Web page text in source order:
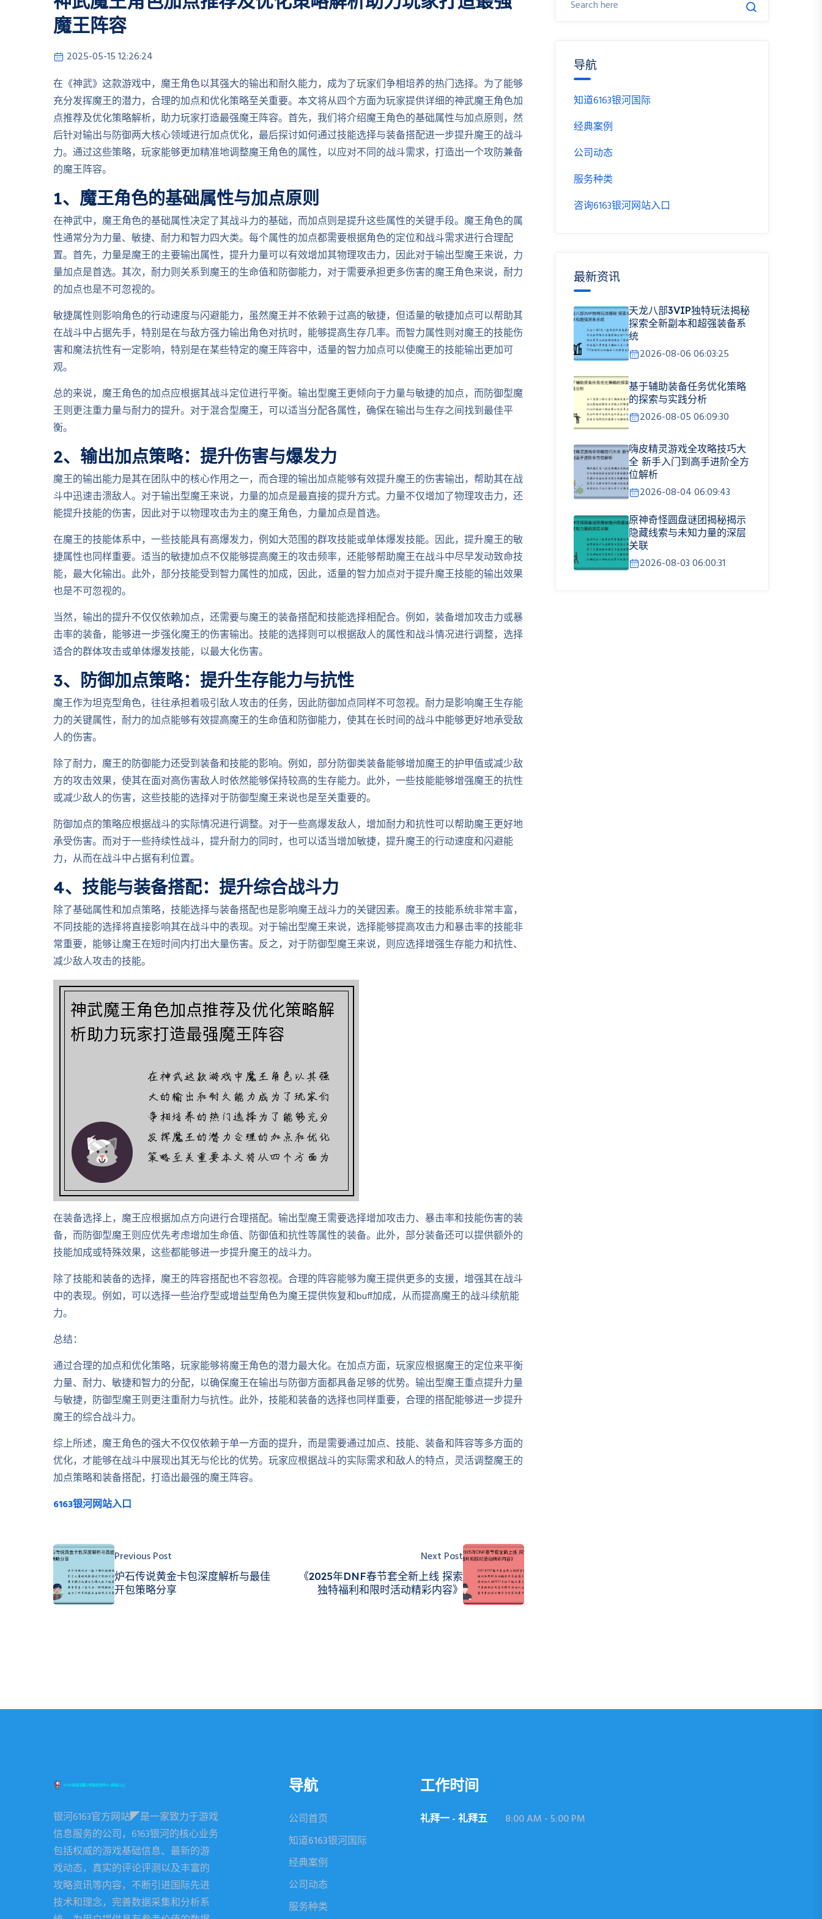
魔王阵容
2025-05-15 12:26:24
在《神武》这款游戏中，魔王角色以其强大的输出和耐久能力，成为了玩家们争相培养的热门选择。为了能够
充分发挥魔王的潜力，合理的加点和优化策略至关重要。本文将从四个方面为玩家提供详细的神武魔王角色加
点推荐及优化策略解析，助力玩家打造最强魔王阵容。首先，我们将介绍魔王角色的基础属性与加点原则，然
后针对输出与防御两大核心领域进行加点优化，最后探讨如何通过技能选择与装备搭配进一步提升魔王的战斗
力。通过这些策略，玩家能够更加精准地调整魔王角色的属性，以应对不同的战斗需求，打造出一个攻防兼备
的魔王阵容。
1、魔王角色的基础属性与加点原则
在神武中，魔王角色的基础属性决定了其战斗力的基础，而加点则是提升这些属性的关键手段。魔王角色的属
性通常分为力量、敏捷、耐力和智力四大类。每个属性的加点都需要根据角色的定位和战斗需求进行合理配
置。首先，力量是魔王的主要输出属性，提升力量可以有效增加其物理攻击力，因此对于输出型魔王来说，力
量加点是首选。其次，耐力则关系到魔王的生命值和防御能力，对于需要承担更多伤害的魔王角色来说，耐力
的加点也是不可忽视的。
敏捷属性则影响角色的行动速度与闪避能力，虽然魔王并不依赖于过高的敏捷，但适量的敏捷加点可以帮助其
在战斗中占据先手，特别是在与敌方强力输出角色对抗时，能够提高生存几率。而智力属性则对魔王的技能伤
害和魔法抗性有一定影响，特别是在某些特定的魔王阵容中，适量的智力加点可以使魔王的技能输出更加可
观。
总的来说，魔王角色的加点应根据其战斗定位进行平衡。输出型魔王更倾向于力量与敏捷的加点，而防御型魔
王则更注重力量与耐力的提升。对于混合型魔王，可以适当分配各属性，确保在输出与生存之间找到最佳平
衡。
2、输出加点策略：提升伤害与爆发力
魔王的输出能力是其在团队中的核心作用之一，而合理的输出加点能够有效提升魔王的伤害输出，帮助其在战
斗中迅速击溃敌人。对于输出型魔王来说，力量的加点是最直接的提升方式。力量不仅增加了物理攻击力，还
能提升技能的伤害，因此对于以物理攻击为主的魔王角色，力量加点是首选。
在魔王的技能体系中，一些技能具有高爆发力，例如大范围的群攻技能或单体爆发技能。因此，提升魔王的敏
捷属性也同样重要。适当的敏捷加点不仅能够提高魔王的攻击频率，还能够帮助魔王在战斗中尽早发动致命技
能，最大化输出。此外，部分技能受到智力属性的加成，因此，适量的智力加点对于提升魔王技能的输出效果
也是不可忽视的。
当然，输出的提升不仅仅依赖加点，还需要与魔王的装备搭配和技能选择相配合。例如，装备增加攻击力或暴
击率的装备，能够进一步强化魔王的伤害输出。技能的选择则可以根据敌人的属性和战斗情况进行调整，选择
适合的群体攻击或单体爆发技能，以最大化伤害。
3、防御加点策略：提升生存能力与抗性
魔王作为坦克型角色，往往承担着吸引敌人攻击的任务，因此防御加点同样不可忽视。耐力是影响魔王生存能
力的关键属性，耐力的加点能够有效提高魔王的生命值和防御能力，使其在长时间的战斗中能够更好地承受敌
人的伤害。
除了耐力，魔王的防御能力还受到装备和技能的影响。例如，部分防御类装备能够增加魔王的护甲值或减少敌
方的攻击效果，使其在面对高伤害敌人时依然能够保持较高的生存能力。此外，一些技能能够增强魔王的抗性
或减少敌人的伤害，这些技能的选择对于防御型魔王来说也是至关重要的。
防御加点的策略应根据战斗的实际情况进行调整。对于一些高爆发敌人，增加耐力和抗性可以帮助魔王更好地
承受伤害。而对于一些持续性战斗，提升耐力的同时，也可以适当增加敏捷，提升魔王的行动速度和闪避能
力，从而在战斗中占据有利位置。
4、技能与装备搭配：提升综合战斗力
除了基础属性和加点策略，技能选择与装备搭配也是影响魔王战斗力的关键因素。魔王的技能系统非常丰富，
不同技能的选择将直接影响其在战斗中的表现。对于输出型魔王来说，选择能够提高攻击力和暴击率的技能非
常重要，能够让魔王在短时间内打出大量伤害。反之，对于防御型魔王来说，则应选择增强生存能力和抗性、
减少敌人攻击的技能。
在装备选择上，魔王应根据加点方向进行合理搭配。输出型魔王需要选择增加攻击力、暴击率和技能伤害的装
备，而防御型魔王则应优先考虑增加生命值、防御值和抗性等属性的装备。此外，部分装备还可以提供额外的
技能加成或特殊效果，这些都能够进一步提升魔王的战斗力。
除了技能和装备的选择，魔王的阵容搭配也不容忽视。合理的阵容能够为魔王提供更多的支援，增强其在战斗
中的表现。例如，可以选择一些治疗型或增益型角色为魔王提供恢复和buff加成，从而提高魔王的战斗续航能
力。
总结：
通过合理的加点和优化策略，玩家能够将魔王角色的潜力最大化。在加点方面，玩家应根据魔王的定位来平衡
力量、耐力、敏捷和智力的分配，以确保魔王在输出与防御方面都具备足够的优势。输出型魔王重点提升力量
与敏捷，防御型魔王则更注重耐力与抗性。此外，技能和装备的选择也同样重要，合理的搭配能够进一步提升
魔王的综合战斗力。
综上所述，魔王角色的强大不仅仅依赖于单一方面的提升，而是需要通过加点、技能、装备和阵容等多方面的
优化，才能够在战斗中展现出其无与伦比的优势。玩家应根据战斗的实际需求和敌人的特点，灵活调整魔王的
加点策略和装备搭配，打造出最强的魔王阵容。
6163银河网站入口
Previous Post
炉石传说黄金卡包深度解析与最佳
开包策略分享
Next Post
《2025年DNF春节套全新上线 探索
独特福利和限时活动精彩内容》
导航
知道6163银河国际
经典案例
公司动态
服务种类
咨询6163银河网站入口
最新资讯
天龙八部3VIP独特玩法揭秘
探索全新副本和超强装备系
统
2026-08-06 06:03:25
基于辅助装备任务优化策略
的探索与实践分析
2026-08-05 06:09:30
嗨皮精灵游戏全攻略技巧大
全 新手入门到高手进阶全方
位解析
2026-08-04 06:09:43
原神奇怪圆盘谜团揭秘揭示
隐藏线索与未知力量的深层
关联
2026-08-03 06:00:31
银河6163官方网站◤是一家致力于游戏
信息服务的公司，6163银河的核心业务
包括权威的游戏基础信息、最新的游
戏动态，真实的评论评测以及丰富的
攻略资讯等内容，不断引进国际先进
技术和理念，完善数据采集和分析系
导航
公司首页
知道6163银河国际
经典案例
公司动态
服务种类
工作时间
礼拜一 - 礼拜五 8:00 AM - 5:00 PM